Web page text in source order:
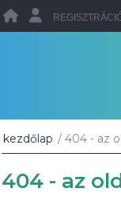
kezdőlap / 404 - az
404 - az